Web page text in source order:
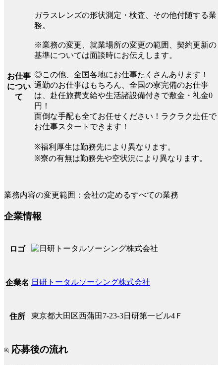
お仕事
につい
て
ガラスレンズの形状測定・検査、その他付随する業
務。
※業務の変更、就業場所の変更の範囲、契約更新の
基準については面談時にお伝えします。
◎この他、全国各地にお仕事たくさんあります！
通勤のお仕事はもちろん、全国の寮完備のお仕事
は、赴任旅費支給や生活諸設備付きで敷金・礼金0
円！
面倒な手配も全てお任せください！ラクラク赴任で
お仕事スタートできます！
※福利厚生は勤務先により異なります。
※寮の有無は勤務先や空状況により異なります。
業務内容の変更範囲：会社の定めるすべての業務
企業情報
ロゴ
企業名 日研トータルソーシング株式会社
住所 東京都大田区西蒲田7-23-3日研第一ビル4Ｆ
応募後の流れ